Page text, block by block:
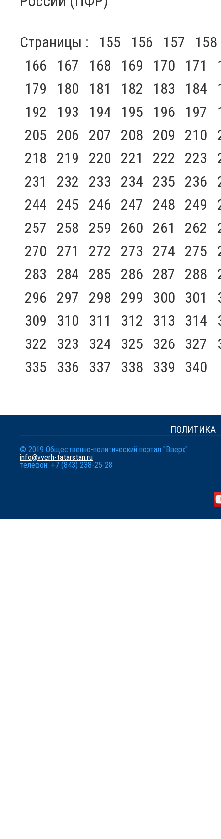
Страницы : 155 156 157
158
166
167 168 169 170 171
179
180 181 182 183 184
192
193 194 195 196 197
205
206 207 208 209 210
218
219 220 221 222 223
231
232 233 234 235 236
244
245 246 247 248 249
257
258 259 260 261 262
270
271 272 273 274 275
283
284 285 286 287 288
296
297 298 299 300 301
309
310 311 312 313 314
322
323 324 325 326 327
335
336 337 338 339 340
ПОЛИТИКА
© 2019 Общественно-политический портал "Вверх"
info@vverh-tatarstan.ru
телефон: +7 (843) 238-25-28